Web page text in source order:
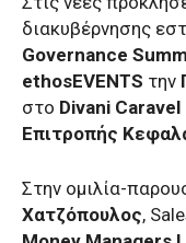
διακυβέρνησης
Governance
ethosEVENTS την
στο Divani Caravel
Επιτροπής
Στην ομιλία-
Χατζόπουλος,